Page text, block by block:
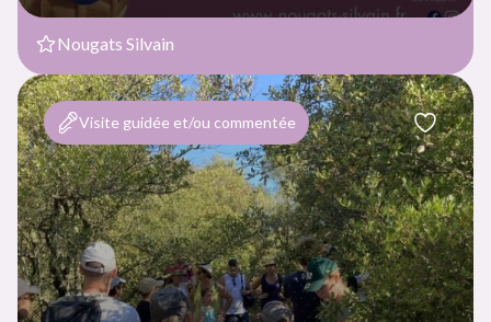
Nougats Silvain
Visite guidée et/ou commentée